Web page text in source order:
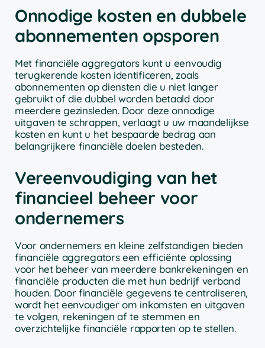
Onnodige kosten en dubbele
abonnementen opsporen
Met financiële aggregators kunt u eenvoudig
terugkerende kosten identificeren, zoals
abonnementen op diensten die u niet langer
gebruikt of die dubbel worden betaald door
meerdere gezinsleden. Door deze onnodige
uitgaven te schrappen, verlaagt u uw maandelijkse
kosten en kunt u het bespaarde bedrag aan
belangrijkere financiële doelen besteden.
Vereenvoudiging van het
financieel beheer voor
ondernemers
Voor ondernemers en kleine zelfstandigen bieden
financiële aggregators een efficiënte oplossing
voor het beheer van meerdere bankrekeningen en
financiële producten die met hun bedrijf verband
houden. Door financiële gegevens te centraliseren,
wordt het eenvoudiger om inkomsten en uitgaven
te volgen, rekeningen af te stemmen en
overzichtelijke financiële rapporten op te stellen.